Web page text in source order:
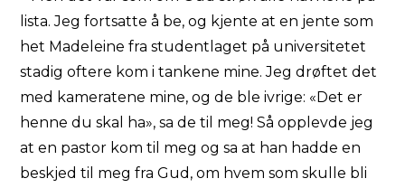
lista. Jeg fortsatte å be, og kjente at en jente som
het Madeleine fra studentlaget på universitetet
stadig oftere kom i tankene mine. Jeg drøftet det
med kameratene mine, og de ble ivrige: «Det er
henne du skal ha», sa de til meg! Så opplevde jeg
at en pastor kom til meg og sa at han hadde en
beskjed til meg fra Gud, om hvem som skulle bli